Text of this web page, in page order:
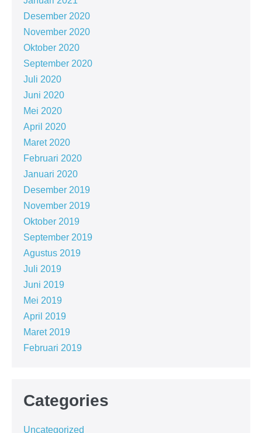
Desember 2020
November 2020
Oktober 2020
September 2020
Juli 2020
Juni 2020
Mei 2020
April 2020
Maret 2020
Februari 2020
Januari 2020
Desember 2019
November 2019
Oktober 2019
September 2019
Agustus 2019
Juli 2019
Juni 2019
Mei 2019
April 2019
Maret 2019
Februari 2019
Categories
Uncategorized